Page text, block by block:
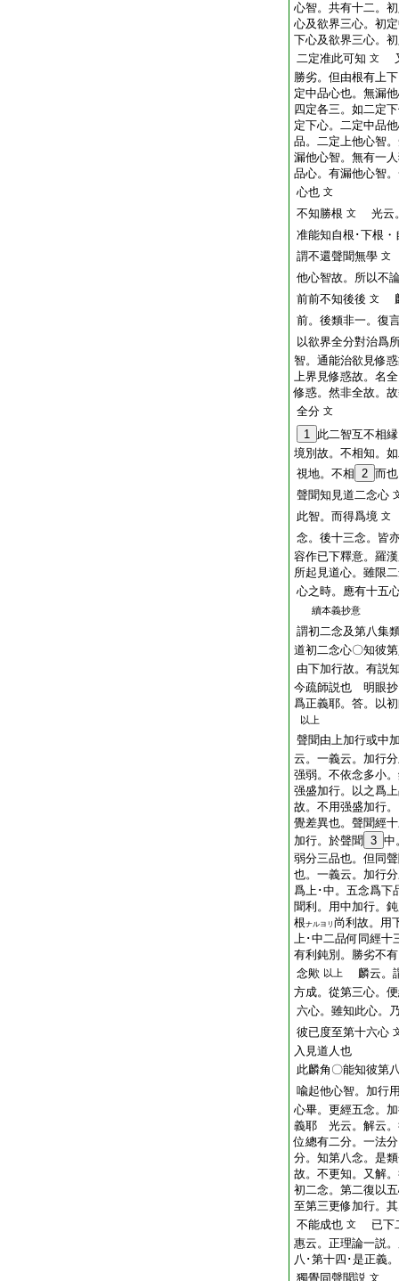
心智。共有十二。
心及欲界三心。初
下心及欲界三心。
二定准此可知 文
勝劣。但由根有上
定中品心也。無漏
四定各三。如二定
定下心。二定中品
品。二定上他心智
漏他心智。無有一
品心。有漏他心智
心也 文
不知勝根 文
光云
准能知自根･下根・
謂不還聲聞無學 文
他心智故。所以不
前前不知後後 文
前。後類非一。復
以欲界全分對治爲
智。通能治欲見修
上界見修惑故。名
修惑。然非全故。
全分 文
1 此二智互不相縁
境別故。不相知。
視地。不相 2 而也
聲聞知見道二念心
此智。而得爲境 文
念。後十三念。皆
容作已下釋意。羅
所起見道心。雖限
心之時。應有十五
續本義抄意
謂初二念及第八集
道初二念心〇知彼
由下加行故。有説
今疏師説也 明眼抄
爲正義耶。答。以
以上
聲聞由上加行或中
云。一義云。加行
强弱。不依念多小
强盛加行。以之爲
故。不用强盛加行
覺差異也。聲聞經
加行。於聲聞 3 中
弱分三品也。但同
也。一義云。加行
爲上･中。五念爲下
聞利。用中加行。
根ナルヨリ 尚利故。用
上･中二品何同經十
有利鈍別。勝劣不
念歟 以上
麟云。
方成。從第三心。
六心。雖知此心。
彼已度至第十六心
入見道人也
此麟角〇能知彼第
喩起他心智。加行
心畢。更經五念。
義耶 光云。解云。
位總有二分。一法
分。知第八念。是
故。不更知。又解
初二念。第二復以
至第三更修加行。
不能成也 文
已下
惠云。正理論一説
八･第十四･是正義
獨覺同聲聞説 文